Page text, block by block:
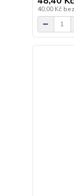
40,00 Kč